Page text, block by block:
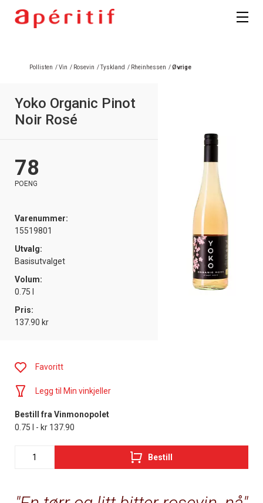
Pollisten /Vin / Rosevin /Tyskland / Rheinhessen /Øvrige
Yoko Organic Pinot
Noir Rosé
78
POENG
Varenummer:
15519801
Utvalg:
Basisutvalget
Volum:
0.75 l
Pris:
137.90 kr
Favoritt
Legg til Min vinkjeller
Bestill fra Vinmonopolet
0.75 l - kr 137.90
Bestill